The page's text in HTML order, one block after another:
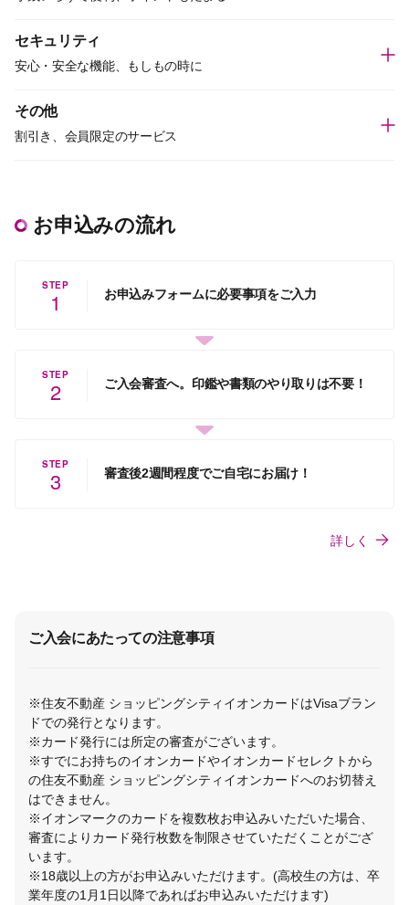
セキュリティ
安心・安全な機能、もしもの時に
その他
割引き、会員限定のサービス
お申込みの流れ
STEP
1 お申込みフォームに必要事項をご入力
STEP
2 ご入会審査へ。印鑑や書類のやり取りは不要！
STEP
3 審査後2週間程度でご自宅にお届け！
詳しく
ご入会にあたっての注意事項
※住友不動産 ショッピングシティイオンカードはVisaブラン
ドでの発行となります。
※カード発行には所定の審査がございます。
※すでにお持ちのイオンカードやイオンカードセレクトから
の住友不動産 ショッピングシティイオンカードへのお切替え
はできません。
※イオンマークのカードを複数枚お申込みいただいた場合、
審査によりカード発行枚数を制限させていただくことがござ
います。
※18歳以上の方がお申込みいただけます。(高校生の方は、卒
業年度の1月1日以降であればお申込みいただけます)